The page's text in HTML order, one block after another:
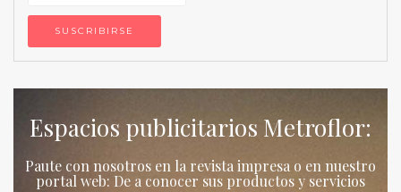
Espacios publicitarios Metroflor:
Paute con nosotros en la revista impresa o en nuestro
portal web: De a conocer sus productos y servicios